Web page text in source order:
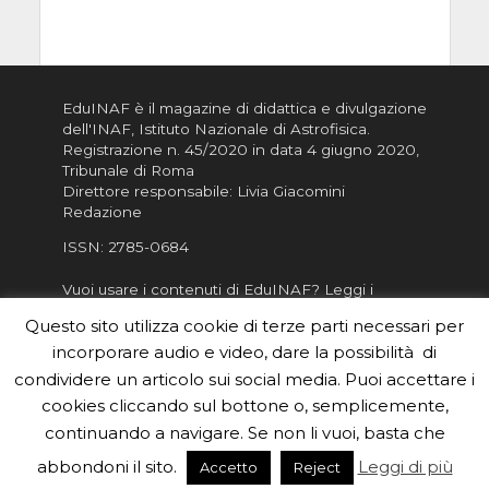
EduINAF è il magazine di didattica e divulgazione
dell'INAF, Istituto Nazionale di Astrofisica
Registrazione n. 45/2020 in data 4 giugno 2020,
Tribunale di Roma
Direttore responsabile: Livia Giacomini
Redazione
ISSN: 2785-0684
Vuoi usare i contenuti di EduINAF? Leggi i
Informativa sulla Privacy
Informatva sui Cookie
Per la rubrica de l'Astronomo risponde, per
inviarci le tue foto o i tuoi contributi, scrivici a
redazione.edu [chiocciola] inaf.it oppure
il form
Questo sito utilizza cookie di terze parti necessari per
incorporare audio e video, dare la possibilità di
condividere un articolo sui social media. Puoi accettare i
cookies cliccando sul bottone o, semplicemente,
continuando a navigare. Se non li vuoi, basta che
abbondoni il sito.
Accetto Reject Leggi di più